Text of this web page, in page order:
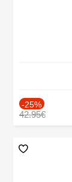
-25%
42.95€